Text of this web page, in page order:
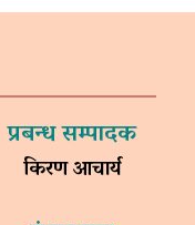
प्रबन्ध सम्पादक
किरण आचार्य